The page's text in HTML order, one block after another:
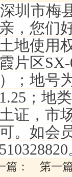
圳市梅
，您们
地使用
霞片区
；地号
；地
证，市
。如会
篇： 第一